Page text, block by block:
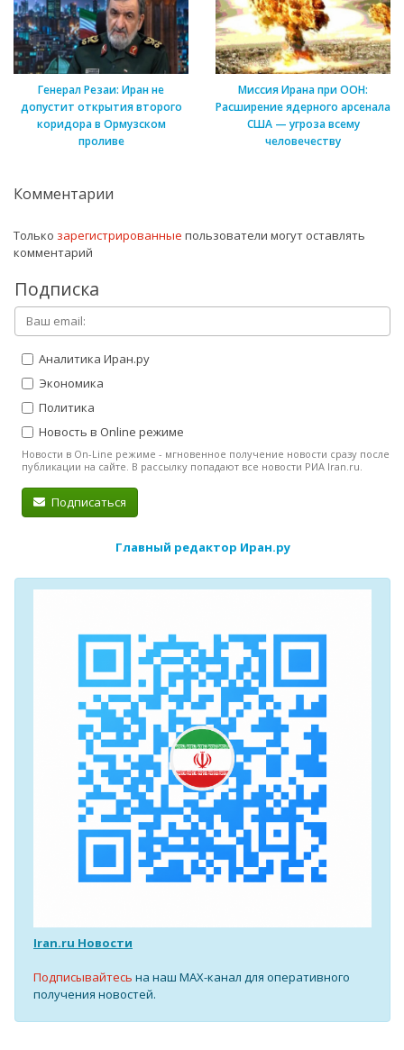
Генерал Резаи: Иран не
допустит открытия второго
коридора в Ормузском
проливе
Миссия Ирана при ООН:
Расширение ядерного арсенала
США — угроза всему
человечеству
Комментарии
Только зарегистрированные пользователи могут оставлять
комментарий
Подписка
Аналитика Иран.ру
Экономика
Политика
Новость в Online режиме
Новости в On-Line режиме - мгновенное получение новости сразу после
публикации на сайте. В рассылку попадают все новости РИА Iran.ru.
Подписаться
Главный редактор Иран.ру
Iran.ru Новости
Подписывайтесь на наш MAX-канал для оперативного
получения новостей.